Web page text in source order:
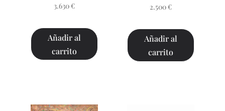
3.630 €
Añadir al
carrito
2.500 €
Añadir al
carrito